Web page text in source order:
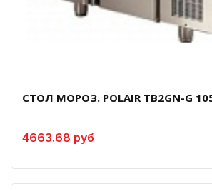
СТОЛ МОРОЗ. POLAIR TB2GN-G
4663.68 руб